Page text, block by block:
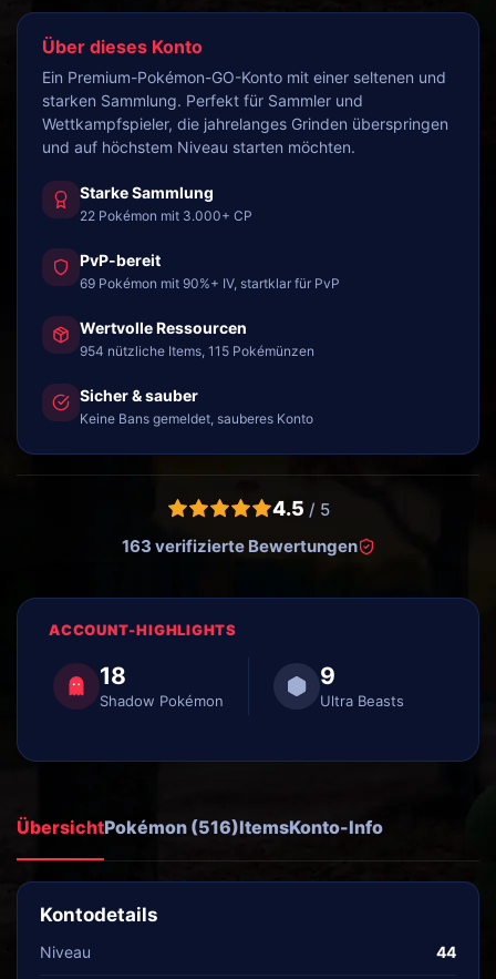
Über dieses Konto
Ein Premium-Pokémon-GO-Konto mit einer seltenen und
starken Sammlung. Perfekt für Sammler und
Wettkampfspieler, die jahrelanges Grinden überspringen
und auf höchstem Niveau starten möchten.
Starke Sammlung
22 Pokémon mit 3.000+ CP
PvP-bereit
69 Pokémon mit 90%+ IV, startklar für PvP
Wertvolle Ressourcen
954 nützliche Items, 115 Pokémünzen
Sicher & sauber
Keine Bans gemeldet, sauberes Konto
4.5 / 5
163 verifizierte Bewertungen
ACCOUNT-HIGHLIGHTS
18
Shadow Pokémon
9
Ultra Beasts
ÜbersichtPokémon (516)ItemsKonto-Info
Kontodetails
Niveau 44